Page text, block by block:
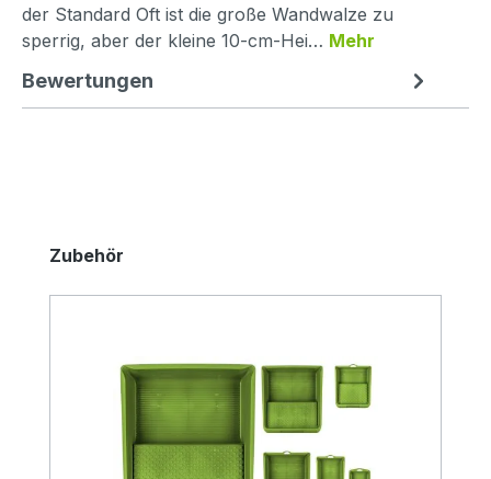
der Standard Oft ist die große Wandwalze zu
sperrig, aber der kleine 10-cm-Hei… Mehr
Bewertungen
Produktgalerie überspringen
Zubehör